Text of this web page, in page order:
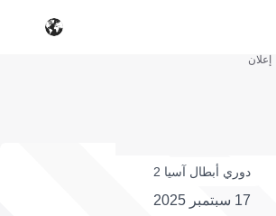
إعلان
دوري أبطال آسيا 2
17 سبتمبر 2025